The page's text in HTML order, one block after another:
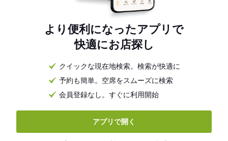
より便利になったアプリで
快適にお店探し
クイックな現在地検索。検索が快適に
予約も簡単。空席をスムーズに検索
会員登録なし。すぐに利用開始
アプリで開く